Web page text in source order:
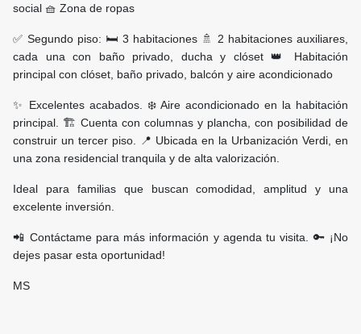
social 🧺 Zona de ropas
✅ Segundo piso: 🛏️ 3 habitaciones 🚿 2 habitaciones auxiliares,
cada una con baño privado, ducha y clóset 👑 Habitación
principal con clóset, baño privado, balcón y aire acondicionado
✨ Excelentes acabados. ❄️ Aire acondicionado en la habitación
principal. 🏗️ Cuenta con columnas y plancha, con posibilidad de
construir un tercer piso. 📍 Ubicada en la Urbanización Verdi, en
una zona residencial tranquila y de alta valorización.
Ideal para familias que buscan comodidad, amplitud y una
excelente inversión.
📲 Contáctame para más información y agenda tu visita. 🔑 ¡No
dejes pasar esta oportunidad!
MS